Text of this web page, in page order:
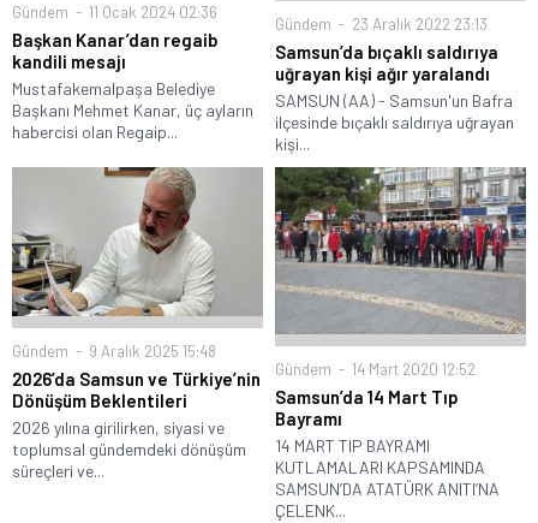
Gündem 11 Ocak 2024 02:36
Başkan Kanar’dan regaib
kandili mesajı
Mustafakemalpaşa Belediye
Başkanı Mehmet Kanar, üç ayların
habercisi olan Regaip...
Gündem 23 Aralık 2022 23:13
Samsun’da bıçaklı saldırıya
uğrayan kişi ağır yaralandı
SAMSUN (AA) - Samsun'un Bafra
ilçesinde bıçaklı saldırıya uğrayan
kişi...
Gündem 9 Aralık 2025 15:48
2026’da Samsun ve Türkiye’nin
Dönüşüm Beklentileri
2026 yılına girilirken, siyasi ve
toplumsal gündemdeki dönüşüm
süreçleri ve...
Gündem 14 Mart 2020 12:52
Samsun’da 14 Mart Tıp
Bayramı
14 MART TIP BAYRAMI
KUTLAMALARI KAPSAMINDA
SAMSUN’DA ATATÜRK ANITI’NA
ÇELENK...